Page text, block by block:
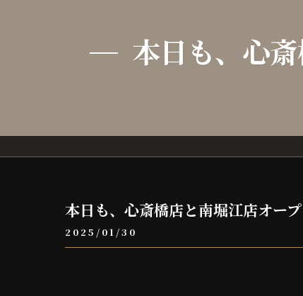
本日も、心
本日も、心斎橋店と南堀江店オー
2025/01/30